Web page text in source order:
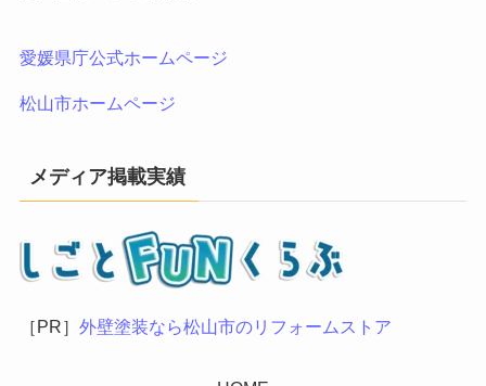
愛媛県庁公式ホームページ
松山市ホームページ
メディア掲載実績
［PR］ 外壁塗装なら松山市のリフォームストア